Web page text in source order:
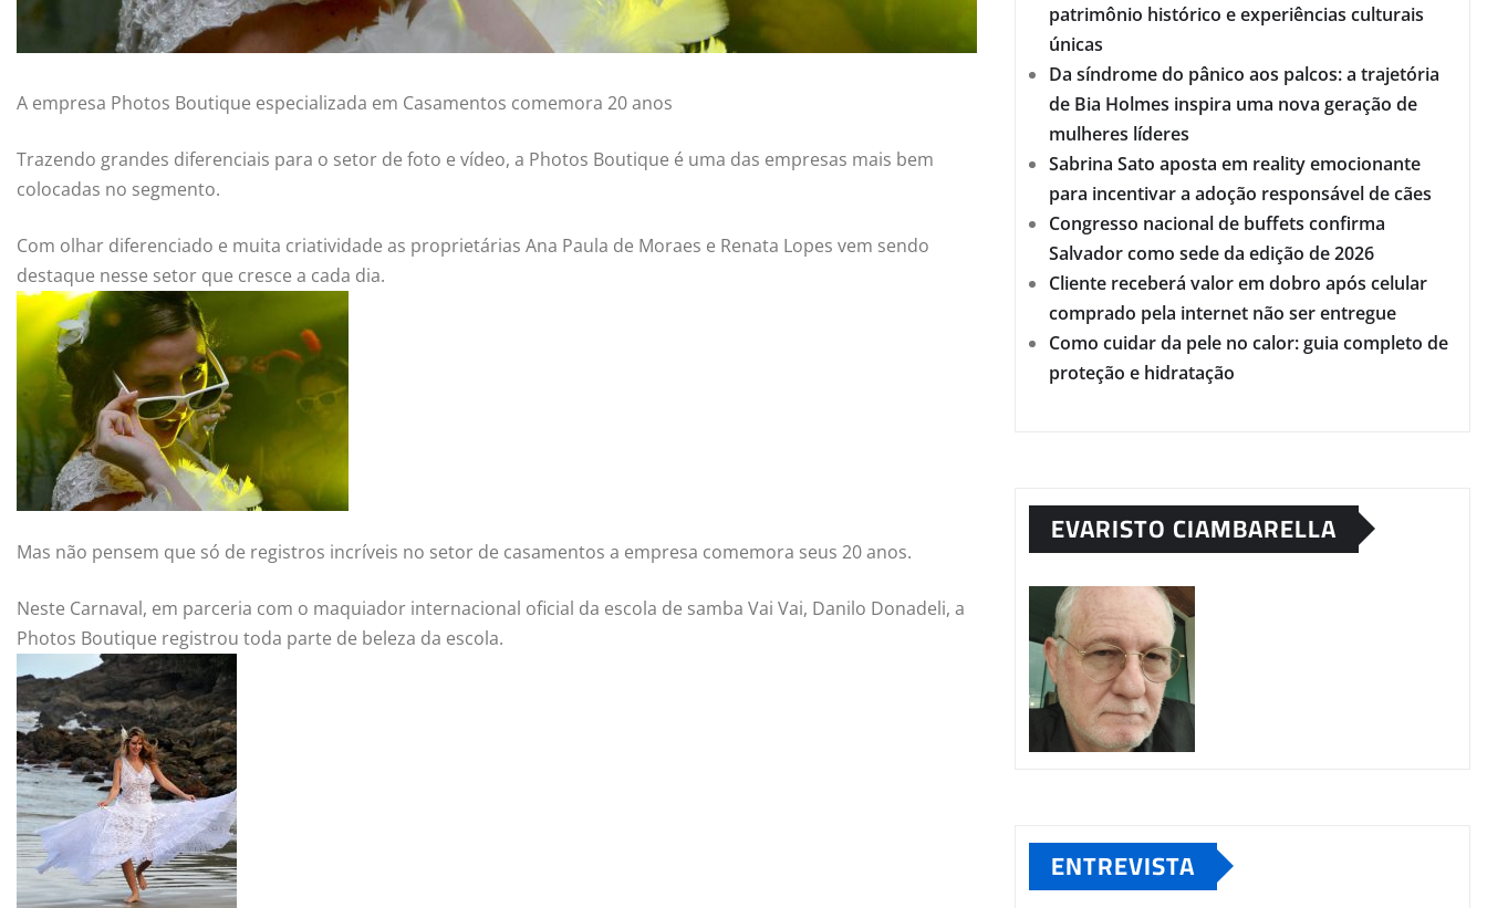
A empresa Photos Boutique especializada em Casamentos comemora 20 anos
Trazendo grandes diferenciais para o setor de foto e vídeo, a Photos Boutique é uma das empresas mais bem
colocadas no segmento.
Com olhar diferenciado e muita criatividade as proprietárias Ana Paula de Moraes e Renata Lopes vem sendo
destaque nesse setor que cresce a cada dia.
Mas não pensem que só de registros incríveis no setor de casamentos a empresa comemora seus 20 anos.
Neste Carnaval, em parceria com o maquiador internacional oficial da escola de samba Vai Vai, Danilo Donadeli, a
Photos Boutique registrou toda parte de beleza da escola.
patrimônio histórico e experiências culturais
únicas
Da síndrome do pânico aos palcos: a trajetória
de Bia Holmes inspira uma nova geração de
mulheres líderes
Sabrina Sato aposta em reality emocionante
para incentivar a adoção responsável de cães
Congresso nacional de buffets confirma
Salvador como sede da edição de 2026
Cliente receberá valor em dobro após celular
comprado pela internet não ser entregue
Como cuidar da pele no calor: guia completo de
proteção e hidratação
EVARISTO CIAMBARELLA
ENTREVISTA